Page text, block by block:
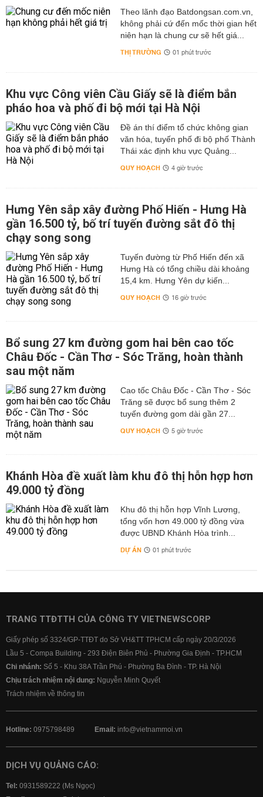
Theo lãnh đạo Batdongsan.com.vn,
không phải cứ đến mốc thời gian hết
niên hạn là chung cư sẽ hết giá...
THỊ TRƯỜNG 01 phút trước
Khu vực Công viên Cầu Giấy sẽ là điểm bắn
pháo hoa và phố đi bộ mới tại Hà Nội
Đề án thí điểm tổ chức không gian
văn hóa, tuyến phố đi bộ phố Thành
Thái xác định khu vực Quảng...
QUY HOẠCH 4 giờ trước
Hưng Yên sắp xây đường Phố Hiến - Hưng Hà
gần 16.500 tỷ, bố trí tuyến đường sắt đô thị
chạy song song
Tuyến đường từ Phố Hiến đến xã
Hưng Hà có tổng chiều dài khoảng
15,4 km. Hưng Yên dự kiến...
QUY HOẠCH 16 giờ trước
Bổ sung 27 km đường gom hai bên cao tốc
Châu Đốc - Cần Thơ - Sóc Trăng, hoàn thành
sau một năm
Cao tốc Châu Đốc - Cần Thơ - Sóc
Trăng sẽ được bổ sung thêm 2
tuyến đường gom dài gần 27...
QUY HOẠCH 5 giờ trước
Khánh Hòa đề xuất làm khu đô thị hỗn hợp hơn
49.000 tỷ đồng
Khu đô thị hỗn hợp Vĩnh Lương,
tổng vốn hơn 49.000 tỷ đồng vừa
được UBND Khánh Hòa trình...
DỰ ÁN 01 phút trước
TRANG TTĐTTH CỦA CÔNG TY VIETNEWSCORP
Giấy phép số 3324/GP-TTĐT do Sở VH&TT TPHCM cấp ngày 20/3/2026
Lầu 5 - Compa Building - 293 Điện Biên Phủ - Phường Gia Định - TP.HCM
Chi nhánh: Số 5 - Khu 38A Trần Phú - Phường Ba Đình - TP. Hà Nội
Chịu trách nhiệm nội dung: Nguyễn Minh Quyết
Trách nhiệm về thông tin
Hotline: 0975798489 Email: info@vietnammoi.vn
DỊCH VỤ QUẢNG CÁO:
Tel: 0931589222 (Ms Ngọc)